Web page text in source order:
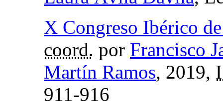
X Congreso Ibérico
coord. por Francisco
Martín Ramos, 2019,
911-916